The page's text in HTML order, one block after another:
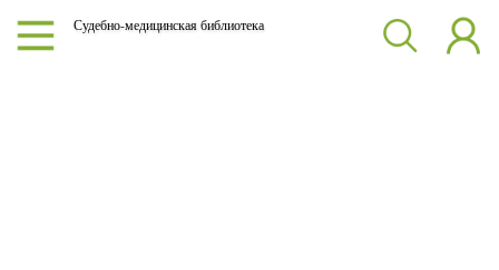
Судебно-медицинская библиотека